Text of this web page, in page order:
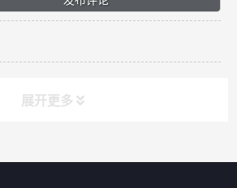
展开更多